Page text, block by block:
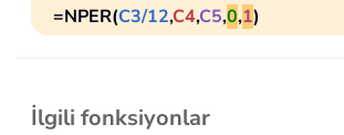
=NPER(C3/12,C4,C5,0,1)
İlgili fonksiyonlar